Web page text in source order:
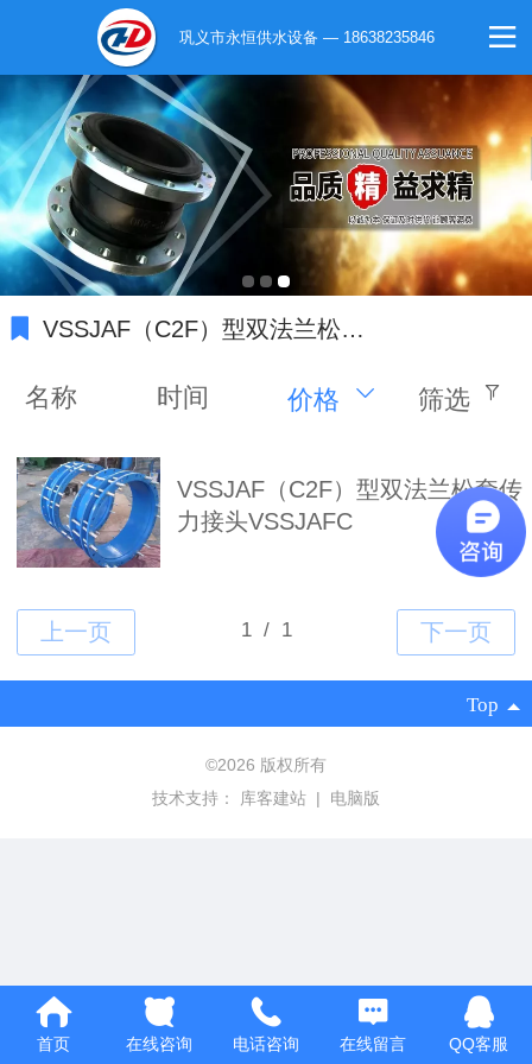
巩义市永恒供水设备 — 18638235846
VSSJAF（C2F）型双法兰松套传力接头
名称 时间 价格 筛选
VSSJAF（C2F）型双法兰松套传
力接头VSSJAFC
Top
©2026 版权所有
技术支持：
库客建站 | 电脑版
首页 在线咨询 电话咨询 在线留言 QQ客服